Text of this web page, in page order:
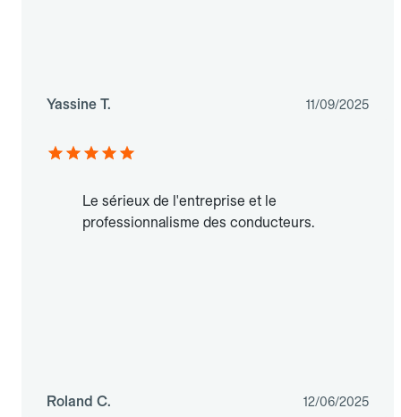
Yassine T. 11/09/2025
Le sérieux de l'entreprise et le
professionnalisme des conducteurs.
Roland C. 12/06/2025